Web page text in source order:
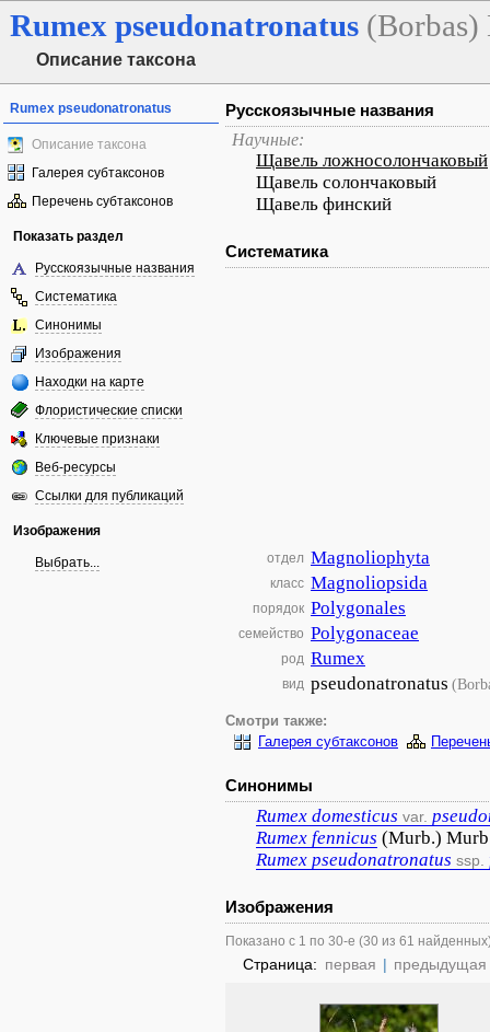
Rumex pseudonatronatus (Borbas)
Описание таксона
Rumex pseudonatronatus
Описание таксона
Галерея субтаксонов
Перечень субтаксонов
Показать раздел
Русскоязычные названия
Систематика
Синонимы
Изображения
Находки на карте
Флористические списки
Ключевые признаки
Веб-ресурсы
Ссылки для публикаций
Изображения
Выбрать...
Русскоязычные названия
Научные:
Щавель ложносолончаковый
Щавель солончаковый
Щавель финский
Систематика
отдел Magnoliophyta
класс Magnoliopsida
порядок Polygonales
семейство Polygonaceae
род Rumex
вид pseudonatronatus
Смотри также:
Галерея субтаксонов
Синонимы
Rumex domesticus var.
Rumex fennicus (Murb.)
Rumex pseudonatronatus ssp.
Изображения
Показано с 1 по 30-е (30 из 61
Страница: первая | предыдущая